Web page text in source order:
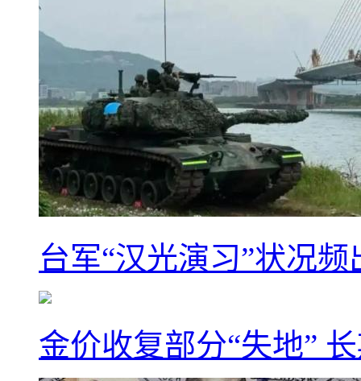
台军“汉光演习”状况
金价收复部分“失地”